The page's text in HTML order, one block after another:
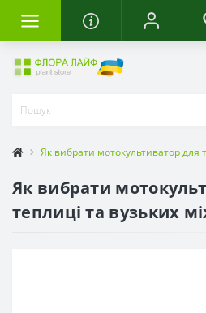
Як вибрати мотокультиватор для
Як вибрати
теплиці та вузьких